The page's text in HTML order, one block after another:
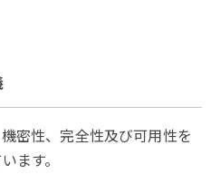
密性、完全性及び可用性を
ます。